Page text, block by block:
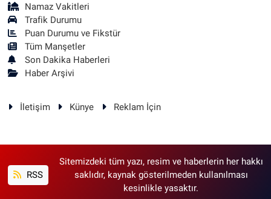
Namaz Vakitleri
Trafik Durumu
Puan Durumu ve Fikstür
Tüm Manşetler
Son Dakika Haberleri
Haber Arşivi
İletişim Künye Reklam İçin
RSS
Sitemizdeki tüm yazı, resim ve haberlerin her hakkı
saklıdır, kaynak gösterilmeden kullanılması
kesinlikle yasaktır.